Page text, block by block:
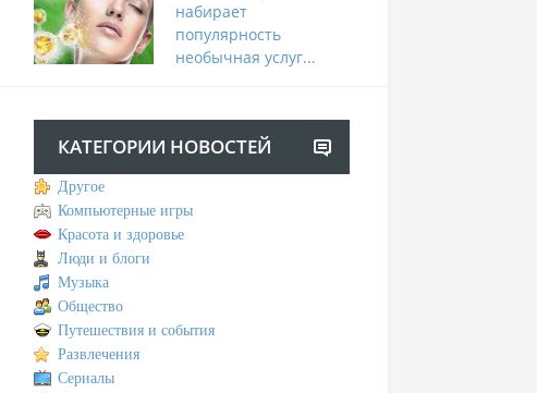
набирает
популярность
необычная услуг...
КАТЕГОРИИ НОВОСТЕЙ
Другое
Компьютерные игры
Красота и здоровье
Люди и блоги
Музыка
Общество
Путешествия и события
Развлечения
Сериалы